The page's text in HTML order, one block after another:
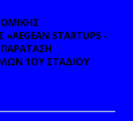
STARTUPS -
ΠΑΡΑΤΑΣΗ
1ΟΥ ΣΤΑΔΙΟΥ